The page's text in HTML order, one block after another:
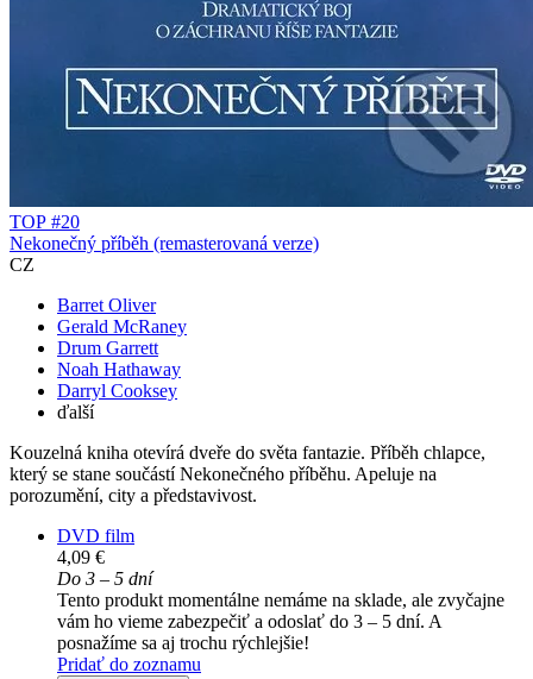
TOP #20
Nekonečný příběh (remasterovaná verze)
CZ
Barret Oliver
Gerald McRaney
Drum Garrett
Noah Hathaway
Darryl Cooksey
ďalší
Kouzelná kniha otevírá dveře do světa fantazie. Příběh chlapce,
který se stane součástí Nekonečného příběhu. Apeluje na
porozumění, city a představivost.
DVD film
4,09 €
Do 3 – 5 dní
Tento produkt momentálne nemáme na sklade, ale zvyčajne
vám ho vieme zabezpečiť a odoslať do 3 – 5 dní. A
posnažíme sa aj trochu rýchlejšie!
Pridať do zoznamu